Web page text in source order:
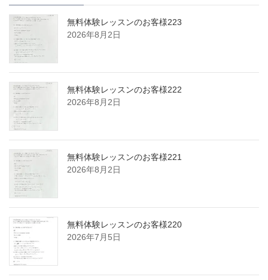
無料体験レッスンのお客様223
2026年8月2日
無料体験レッスンのお客様222
2026年8月2日
無料体験レッスンのお客様221
2026年8月2日
無料体験レッスンのお客様220
2026年7月5日